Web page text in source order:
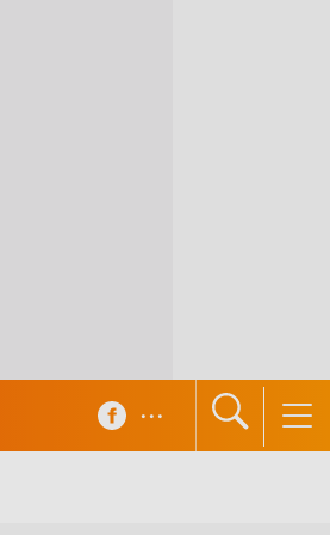
...